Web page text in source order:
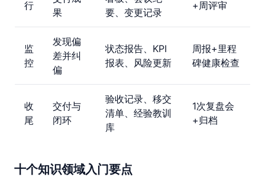
行
果
要、变更记录
+周评审
监
控
发现偏
差并纠
偏
状态报告、KPI
报表、风险更新
周报+里程
碑健康检查
收
尾
交付与
闭环
验收记录、移交
清单、经验教训
库
1次复盘会
+归档
十个知识领域入门要点